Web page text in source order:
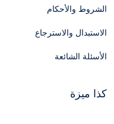
الشروط والأحكام
الاستبدال والاسترجاع
الأسئلة الشائعة
كذا ميزة